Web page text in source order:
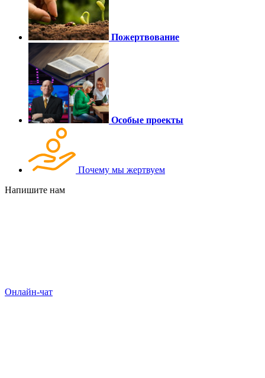
Пожертвование
Особые проекты
Почему мы жертвуем
Напишите нам
Онлайн-чат